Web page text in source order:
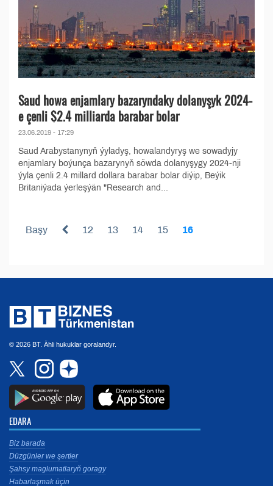
Saud howa enjamlary bazaryndaky dolanyşyk 2024-
e çenli $2.4 milliarda barabar bolar
23.06.2019 - 17:29
Saud Arabystanynyň ýyladyş, howalandyryş we sowadyjy
enjamlary boýunça bazarynyň söwda dolanyşygy 2024-nji
ýyla çenli 2.4 millard dollara barabar bolar diýip, Beýik
Britaniýada ýerleşýän "Research and...
Başy 12 13 14 15 16
© 2026 BT. Ähli hukuklar goralandyr.
EDARA
Biz barada
Düzgünler we şertler
Şahsy maglumatlaryň goragy
Habarlaşmak üçin